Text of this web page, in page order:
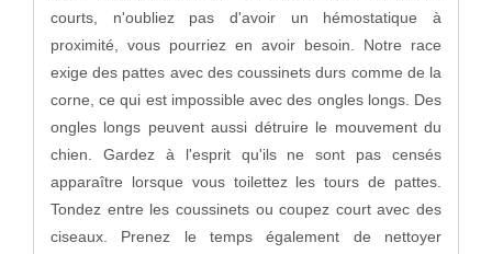
courts, n'oubliez pas d'avoir un hémostatique à
proximité, vous pourriez en avoir besoin. Notre race
exige des pattes avec des coussinets durs comme de la
corne, ce qui est impossible avec des ongles longs. Des
ongles longs peuvent aussi détruire le mouvement du
chien. Gardez à l'esprit qu'ils ne sont pas censés
apparaître lorsque vous toilettez les tours de pattes.
Tondez entre les coussinets ou coupez court avec des
ciseaux. Prenez le temps également de nettoyer